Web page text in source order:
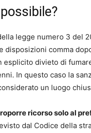
legge numero 3 del
disposizioni comma
esplicito divieto di
In questo caso la
un luogo
ricorso solo al
dal Codice della